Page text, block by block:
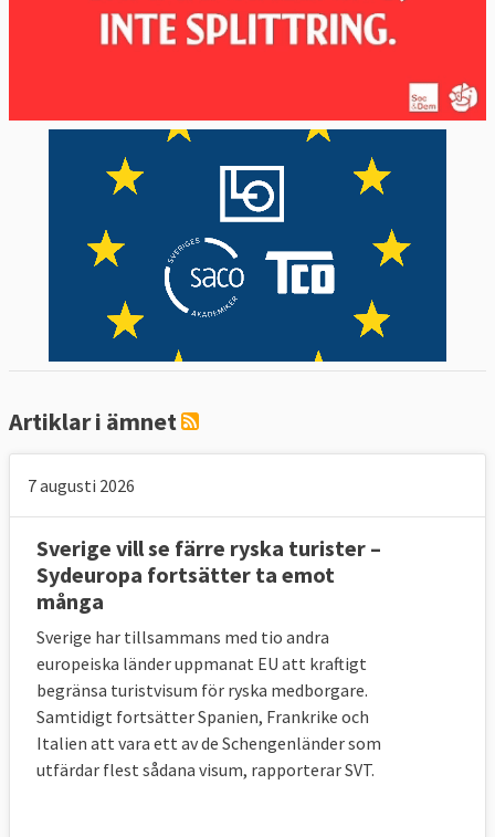
Artiklar i ämnet
7 augusti 2026
Sverige vill se färre ryska turister –
Sydeuropa fortsätter ta emot
många
Sverige har tillsammans med tio andra
europeiska länder uppmanat EU att kraftigt
begränsa turistvisum för ryska medborgare.
Samtidigt fortsätter Spanien, Frankrike och
Italien att vara ett av de Schengenländer som
utfärdar flest sådana visum, rapporterar SVT.